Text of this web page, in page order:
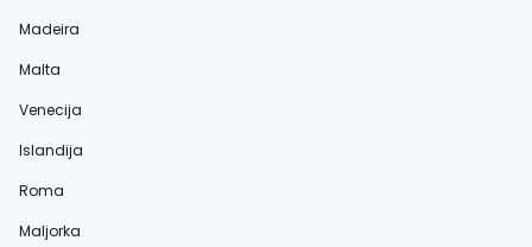
Madeira
Malta
Venecija
Islandija
Roma
Maljorka